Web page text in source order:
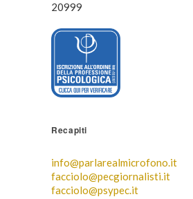
20999
Recapiti
info@parlarealmicrofono.it
facciolo@pecgiornalisti.it
facciolo@psypec.it